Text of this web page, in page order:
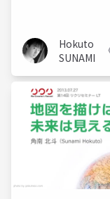
Hokuto
SUNAMI